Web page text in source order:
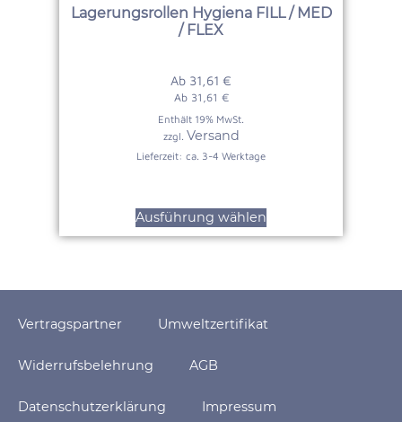
Lagerungsrollen Hygiena FILL / MED
/ FLEX
Ab 31,61 €
Ab 31,61 €
Enthält 19% MwSt.
zzgl. Versand
Lieferzeit: ca. 3-4 Werktage
Ausführung wählen
Vertragspartner Umweltzertifikat
Widerrufsbelehrung AGB
Datenschutzerklärung Impressum